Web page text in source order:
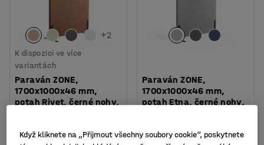
+2
K dispozici ve více
variantách
Paraván ZONE,
1700x1000x46 mm,
potah Rivet, černé nohy,
Paraván ZONE,
1700x1000x46 mm,
potah Etna, černé nohy,
Když kliknete na „Přijmout všechny soubory cookie“, poskytnete